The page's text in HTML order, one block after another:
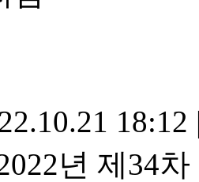
18:12
년 제34